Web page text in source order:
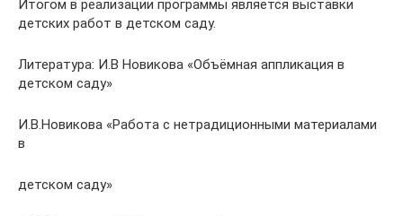
Итогом в реализации программы является выставки
детских работ в детском саду.
Литература: И.В Новикова «Объёмная аппликация в
детском саду»
И.В.Новикова «Работа с нетрадиционными материалами
в
детском саду»